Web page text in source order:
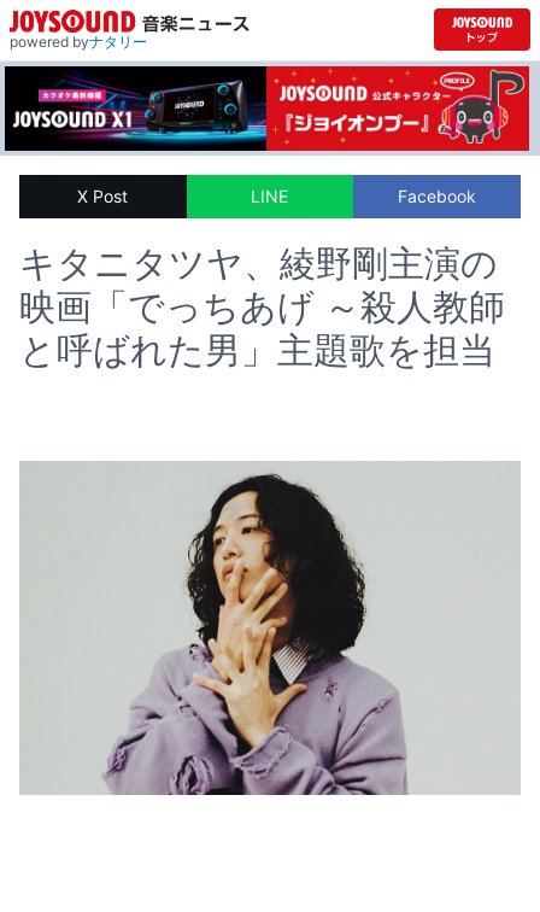
powered byナタリー
X Post LINE Facebook
キタニタツヤ、綾野剛主演の
映画「でっちあげ ～殺人教師
と呼ばれた男」主題歌を担当